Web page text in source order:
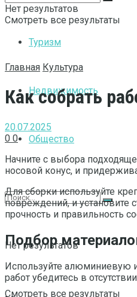
Туризм
Недвижимость
Общество
Нет результатов
Смотреть все результаты
Нет результатов
Смотреть все результаты
Главная Культура
Как собрать
20.07.2025
0 0
Начните с выбора
носовой конус, и
Для сборки используйте
повреждений, и установите
прочность и правильность
Подбор
Используйте алюминиевую
работ убедитесь в